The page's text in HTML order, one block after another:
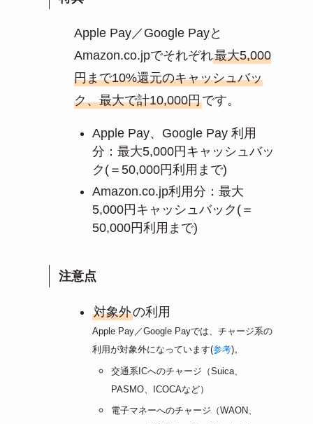
Apple Pay／Google Payと
Amazon.co.jpでそれぞれ最大5,000
円まで10%還元のキャッシュバッ
ク、最大で計10,000円です。
Apple Pay、Google Pay 利用
分：最大5,000円キャッシュバッ
ク(＝50,000円利用まで)
Amazon.co.jp利用分：最大
5,000円キャッシュバック(＝
50,000円利用まで)
注意点
対象外の利用
Apple Pay／Google Payでは、チャージ系の
利用が対象外になっています(参考)。
交通系ICへのチャージ（Suica、
PASMO、ICOCAなど）
電子マネーへのチャージ（WAON、